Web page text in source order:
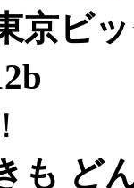
京ビ
も ど